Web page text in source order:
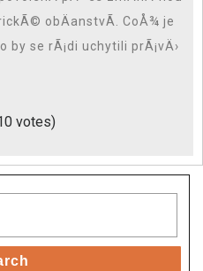
obÄanstvÃ­. CoÅ¾ je
se rÃ¡di uchytili prÃ¡vÄ›
votes)